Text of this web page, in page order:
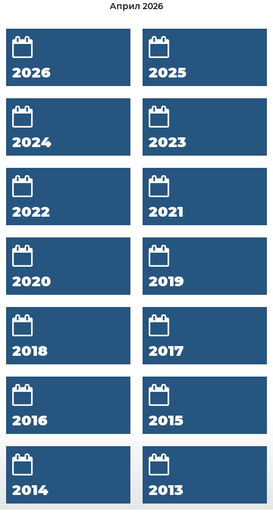
Април 2026
2026 2025
2024 2023
2022 2021
2020 2019
2018 2017
2016 2015
2014 2013